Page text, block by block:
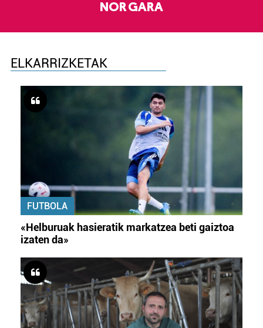
NOR GARA
ELKARRIZKETAK
FUTBOLA
«Helburuak hasieratik markatzea beti gaiztoa
izaten da»